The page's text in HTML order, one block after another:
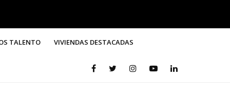
TALENTO VIVIENDAS DESTACADAS